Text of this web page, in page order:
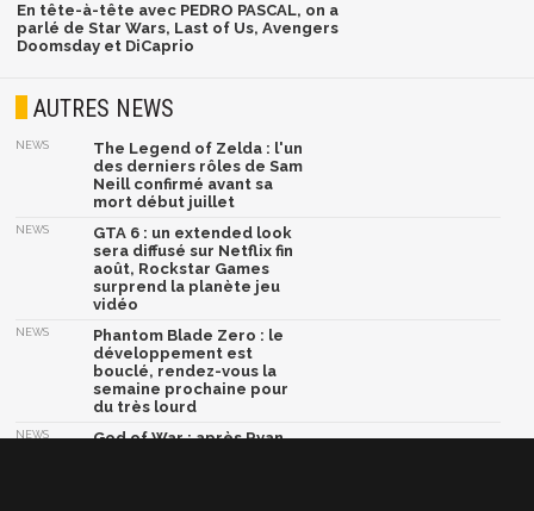
En tête-à-tête avec PEDRO PASCAL, on a
parlé de Star Wars, Last of Us, Avengers
Doomsday et DiCaprio
AUTRES NEWS
NEWS
The Legend of Zelda : l'un
des derniers rôles de Sam
Neill confirmé avant sa
mort début juillet
NEWS
GTA 6 : un extended look
sera diffusé sur Netflix fin
août, Rockstar Games
surprend la planète jeu
vidéo
NEWS
Phantom Blade Zero : le
développement est
bouclé, rendez-vous la
semaine prochaine pour
du très lourd
NEWS
God of War : après Ryan